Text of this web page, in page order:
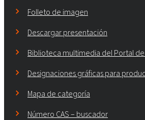
Folleto de imagen
Descargar presentación
Biblioteca multimedia del Portal
Designaciones gráficas para
Mapa de categoría
Número CAS – buscador